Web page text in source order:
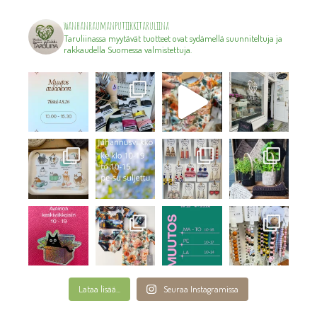
wanhanraumanputiikkitaruliina
Taruliinassa myytävät tuotteet ovat sydämellä suunniteltuja ja
rakkaudella Suomessa valmistettuja.
Lataa lisää... Seuraa Instagramissa